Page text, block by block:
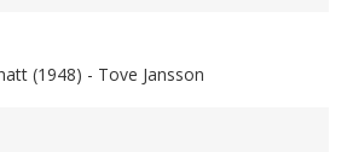
(1948) - Tove Jansson